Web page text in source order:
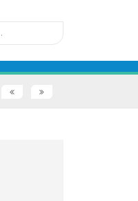
Sains dan Teknologi